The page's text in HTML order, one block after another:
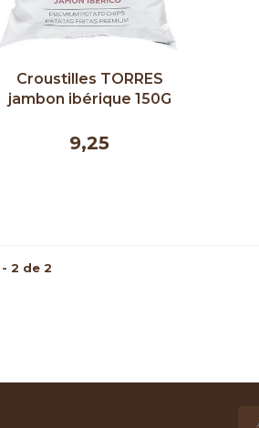
Croustilles TORRES
jambon ibérique 150G
9,25
2 de 2